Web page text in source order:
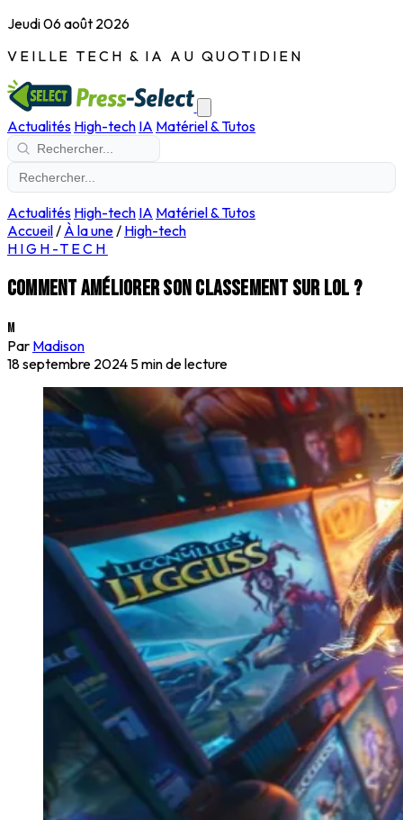
Jeudi 06 août 2026
VEILLE TECH & IA AU QUOTIDIEN
Actualités High-tech IA Matériel & Tutos
Actualités High-tech IA Matériel & Tutos
Accueil/ À la une/ High-tech
HIGH-TECH
Comment améliorer son classement sur LoL ?
M
Par Madison
18 septembre 2024 5 min de lecture